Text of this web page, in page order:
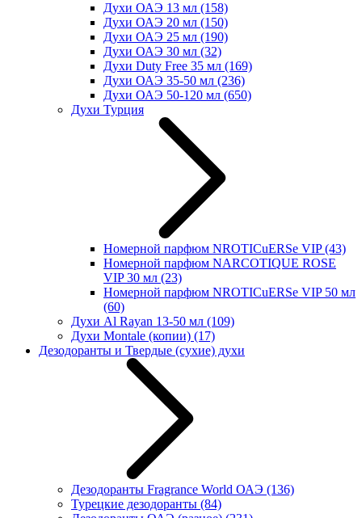
Духи ОАЭ 13 мл (158)
Духи ОАЭ 20 мл (150)
Духи ОАЭ 25 мл (190)
Духи ОАЭ 30 мл (32)
Духи Duty Free 35 мл (169)
Духи ОАЭ 35-50 мл (236)
Духи ОАЭ 50-120 мл (650)
Духи Турция
Номерной парфюм NROTICuERSe VIP(43)
Номерной парфюм NARCOTIQUE ROSE
VIP 30 мл (23)
Номерной парфюм NROTICuERSe VIP 50 мл
(60)
Духи Al Rayan 13-50 мл (109)
Духи Montale (копии) (17)
Дезодоранты и Твердые (сухие) духи
Дезодоранты Fragrance World ОАЭ (136)
Турецкие дезодоранты (84)